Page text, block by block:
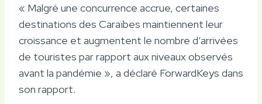
« Malgré une concurrence accrue, certaines
destinations des Caraïbes maintiennent leur
croissance et augmentent le nombre d’arrivées
de touristes par rapport aux niveaux observés
avant la pandémie », a déclaré ForwardKeys dans
son rapport.